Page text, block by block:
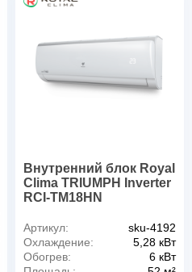
Внутренний блок Royal
Clima TRIUMPH Inverter
RCI-TM18HN
Артикул:
sku-4192
Охлаждение:
5,28 кВт
Обогрев:
6 кВт